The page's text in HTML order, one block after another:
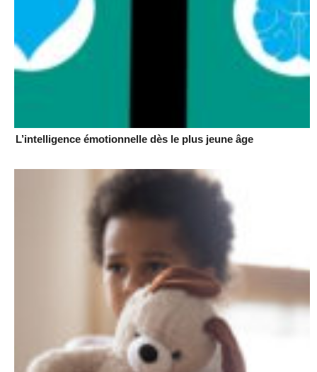
L’intelligence émotionnelle dès le plus jeune âge